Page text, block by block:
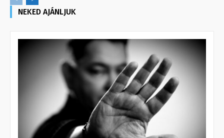
NEKED AJÁNLJUK